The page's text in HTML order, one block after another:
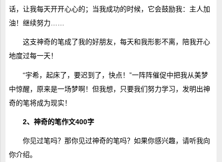
话，让我每天开开心心的；当我成功的时候，它会鼓励我：主人加
油！继续努力……
这支神奇的笔成了我的好朋友，每天和我形影不离，陪我开心
地度过每一天！
“宇希，起床了，要迟到了，快点！”一阵阵催促中把我从美梦
中惊醒，原来是一场梦啊！但我想，只要我们努力学习，发明出神
奇的笔将成为现实！
2、神奇的笔作文400字
你见过笔吗？那你见过神奇的笔吗？如果你感兴趣，请听我向
你介绍。